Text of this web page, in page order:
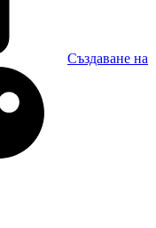
Създаване на